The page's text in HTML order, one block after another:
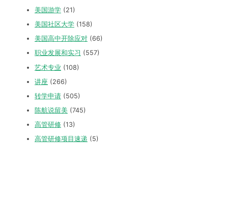
美国游学 (21)
美国社区大学 (158)
美国高中开除应对 (66)
职业发展和实习 (557)
艺术专业 (108)
讲座 (266)
转学申请 (505)
陈航说留美 (745)
高管研修 (13)
高管研修项目速递 (5)